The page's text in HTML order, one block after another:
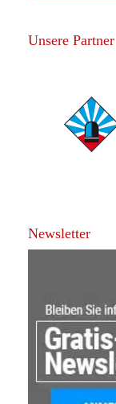
Unsere Partner
Newsletter